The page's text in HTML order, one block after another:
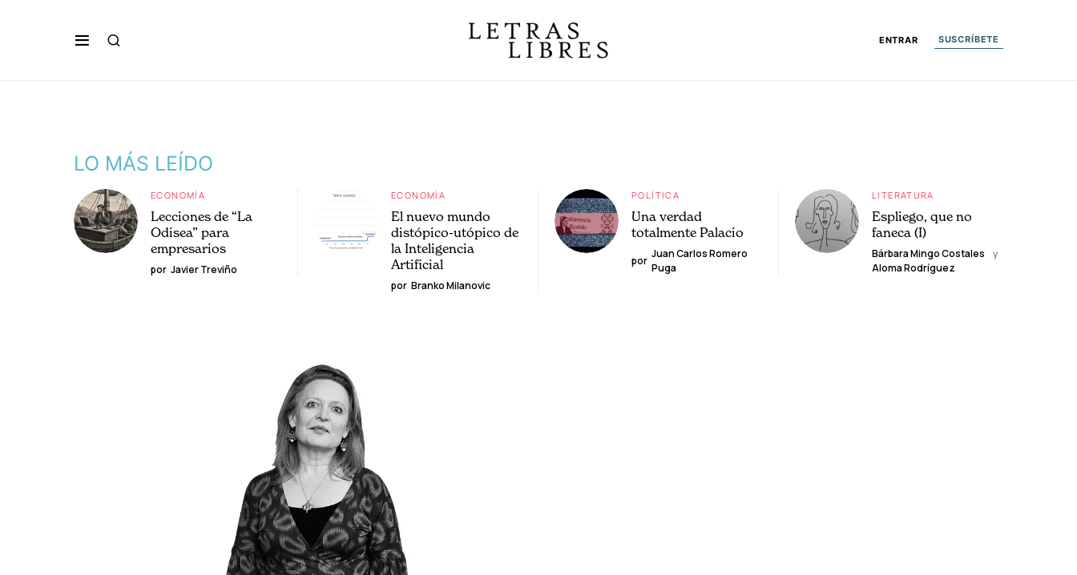
ENTRAR SUSCRÍBETE
LO MÁS LEÍDO
ECONOMÍA
Lecciones de “La
Odisea” para
empresarios
por Javier Treviño
ECONOMÍA
El nuevo mundo
distópico-utópico de
la Inteligencia
Artificial
por Branko Milanovic
POLÍTICA
Una verdad
totalmente Palacio
por
Juan Carlos Romero
Puga
LITERATURA
Espliego, que no
faneca (I)
Bárbara Mingo Costales
y
Aloma Rodríguez